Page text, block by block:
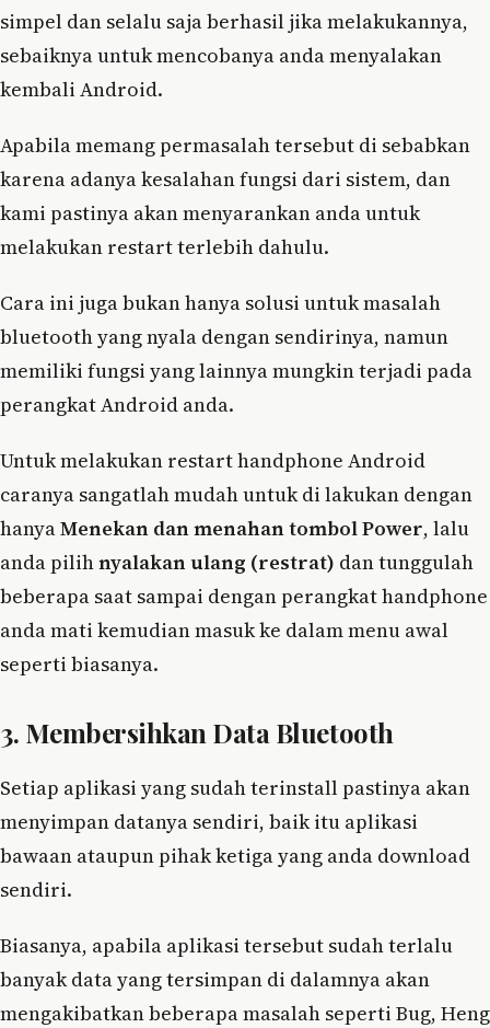
simpel dan selalu saja berhasil jika melakukannya,
sebaiknya untuk mencobanya anda menyalakan
kembali Android.
Apabila memang permasalah tersebut di sebabkan
karena adanya kesalahan fungsi dari sistem, dan
kami pastinya akan menyarankan anda untuk
melakukan restart terlebih dahulu.
Cara ini juga bukan hanya solusi untuk masalah
bluetooth yang nyala dengan sendirinya, namun
memiliki fungsi yang lainnya mungkin terjadi pada
perangkat Android anda.
Untuk melakukan restart handphone Android
caranya sangatlah mudah untuk di lakukan dengan
hanyaMenekan dan menahan tombol Power, lalu
anda pilihnyalakan ulang (restrat) dan tunggulah
beberapa saat sampai dengan perangkat handphone
anda mati kemudian masuk ke dalam menu awal
seperti biasanya.
3. Membersihkan Data Bluetooth
Setiap aplikasi yang sudah terinstall pastinya akan
menyimpan datanya sendiri, baik itu aplikasi
bawaan ataupun pihak ketiga yang anda download
sendiri.
Biasanya, apabila aplikasi tersebut sudah terlalu
banyak data yang tersimpan di dalamnya akan
mengakibatkan beberapa masalah seperti Bug, Heng